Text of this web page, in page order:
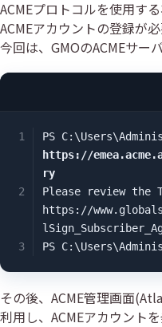
ACMEプロトコルを使用す
ACMEアカウントの登録が必
今回は、GMOのACMEサー
https://
ry
Please review the
https://
PS
その後、ACME管理画面
利用し、ACMEアカウントを